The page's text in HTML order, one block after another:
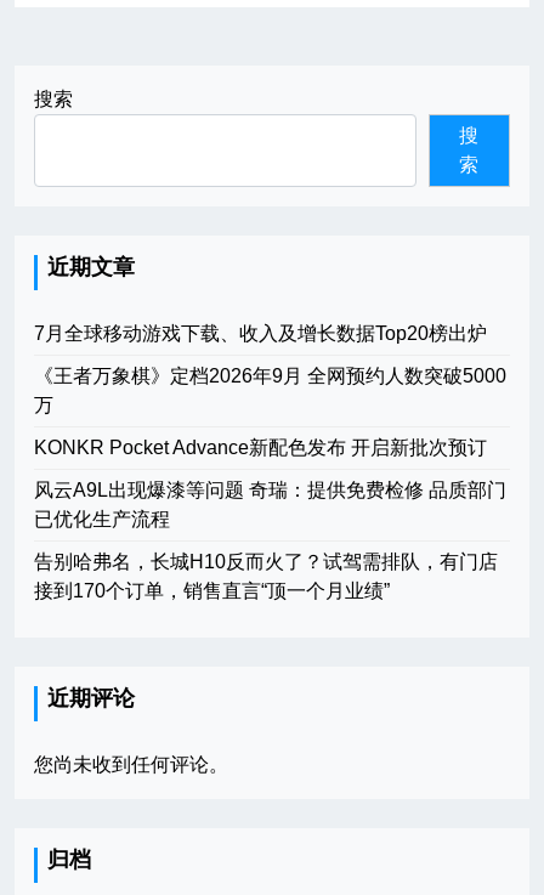
搜索
搜
索
近期文章
7月全球移动游戏下载、收入及增长数据Top20榜出炉
《王者万象棋》定档2026年9月 全网预约人数突破5000
万
KONKR Pocket Advance新配色发布 开启新批次预订
风云A9L出现爆漆等问题 奇瑞：提供免费检修 品质部门
已优化生产流程
告别哈弗名，长城H10反而火了？试驾需排队，有门店
接到170个订单，销售直言“顶一个月业绩”
近期评论
您尚未收到任何评论。
归档